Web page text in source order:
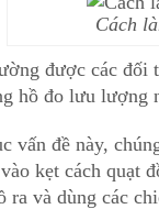
Cách
được các đối
hồ đo lưu lượng
vấn đề này,
kẹt cách quạt
ra và dùng các